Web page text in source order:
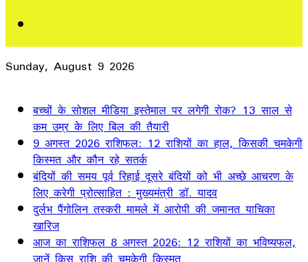
Sunday, August 9 2026
बच्चों के सोशल मीडिया इस्तेमाल पर लगेगी रोक? 13 साल से
कम उम्र के लिए बिल की तैयारी
9 अगस्त 2026 राशिफल: 12 राशियों का हाल, किसकी चमकेगी
किस्मत और कौन रहे सतर्क
बंदियों की समय पूर्व रिहाई दूसरे बंदियों को भी अच्छे आचरण के
लिए करेगी प्रोत्साहित : मुख्यमंत्री डॉ. यादव
दुर्लभ पैंगोलिन तस्करी मामले में आरोपी की जमानत याचिका
खारिज
आज का राशिफल 8 अगस्त 2026: 12 राशियों का भविष्यफल,